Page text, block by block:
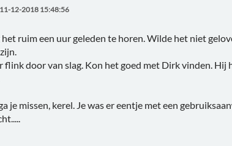
11-12-2018 15:48:56
het ruim een uur geleden te horen. Wilde het niet
flink door van slag. Kon het goed met Dirk vinden.
je missen, kerel. Je was er eentje met een